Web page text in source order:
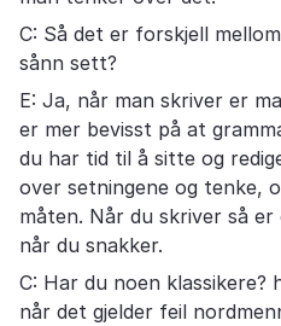
C: Så det er forskjell
sånn sett?
E: Ja, når man skriver er
er mer bevisst på at
du har tid til å sitte og
over setningene og tenke,
måten. Når du skriver så
når du snakker.
C: Har du noen
når det gjelder feil